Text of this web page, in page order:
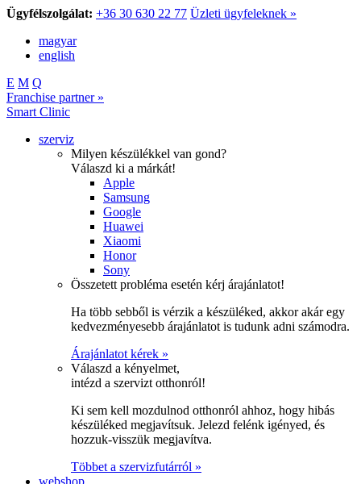
Ügyfélszolgálat: +36 30 630 22 77 Üzleti ügyfeleknek »
magyar
english
E M Q
Franchise partner »
Smart Clinic
szerviz
Milyen készülékkel van gond?
Válaszd ki a márkát!
Apple
Samsung
Google
Huawei
Xiaomi
Honor
Sony
Összetett probléma esetén kérj árajánlatot!
Ha több sebből is vérzik a készüléked, akkor akár egy
kedvezményesebb árajánlatot is tudunk adni számodra.
Árajánlatot kérek »
Válaszd a kényelmet,
intézd a szervizt otthonról!
Ki sem kell mozdulnod otthonról ahhoz, hogy hibás
készüléked megjavítsuk. Jelezd felénk igényed, és
hozzuk-visszük megjavítva.
Többet a szervizfutárról »
webshop